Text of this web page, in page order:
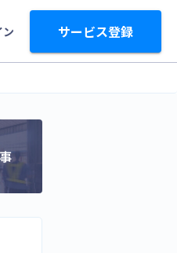
ン サービス登録